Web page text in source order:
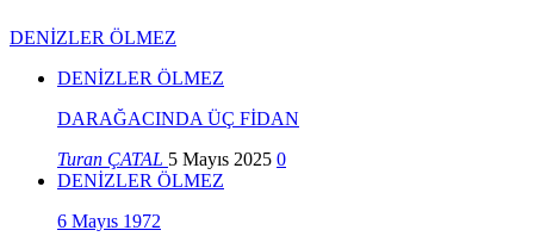
DENİZLER ÖLMEZ
DENİZLER ÖLMEZ
DARAĞACINDA ÜÇ FİDAN
Turan ÇATAL 5 Mayıs 2025 0
DENİZLER ÖLMEZ
6 Mayıs 1972